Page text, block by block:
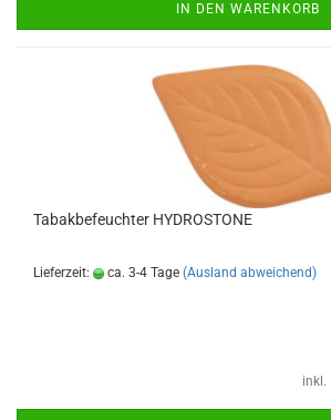
IN DEN WARENKORB
Tabakbefeuchter HYDROSTONE
Lieferzeit: ca. 3-4 Tage (Ausland abweichend)
inkl.